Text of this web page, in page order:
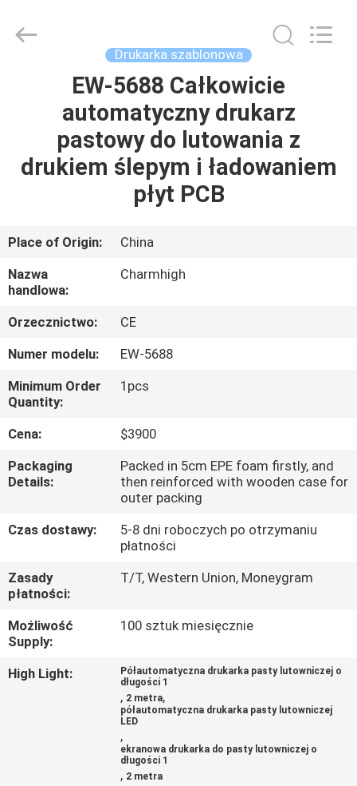
PRODUKTY
O
NAS
WYCIECZKA
FABRYCZNA
KONTROLA
JAKOŚCI
SKONTAKTUJ
Z
AKTUALNOŚCI
SHOPPING
ON
TECHNOLOGY
LIMITED.
Drukarka szablonowa
EW-5688 Całkowicie
automatyczny drukarz
pastowy do lutowania z
drukiem ślepym i ładowaniem
płyt PCB
Place of Origin:
China
Nazwa
handlowa:
Charmhigh
Orzecznictwo:
CE
Numer modelu:
EW-5688
Minimum Order
Quantity:
1pcs
Cena:
$3900
Packaging
Details:
Packed in 5cm EPE foam firstly, and
then reinforced with wooden case for
outer packing
Czas dostawy:
5-8 dni roboczych po otrzymaniu
płatności
Zasady
płatności:
T/T, Western Union, Moneygram
Możliwość
Supply:
100 sztuk miesięcznie
High Light:
Półautomatyczna drukarka pasty lutowniczej o
długości 1
, 2 metra,
półautomatyczna drukarka pasty lutowniczej
LED
,
ekranowa drukarka do pasty lutowniczej o
długości 1
, 2 metra